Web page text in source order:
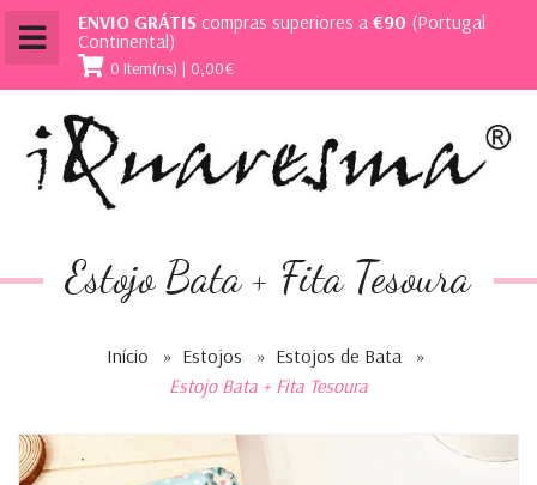
ENVIO GRÁTIS compras superiores a €90 (Portugal
Continental)
0 Item(ns) | 0,00€
Estojo Bata + Fita Tesoura
Início » Estojos » Estojos de Bata
»
Estojo Bata + Fita Tesoura